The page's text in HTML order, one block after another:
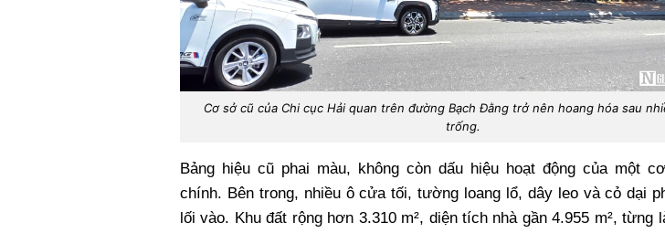
Cơ sở cũ của Chi cục Hải quan trên đường Bạch Đằng trở nên hoang hóa sau
trống.
Bảng hiệu cũ phai màu, không còn dấu hiệu hoạt động của một
chính. Bên trong, nhiều ô cửa tối, tường loang lổ, dây leo và cỏ dại
lối vào. Khu đất rộng hơn 3.310 m², diện tích nhà gần 4.955 m², từng